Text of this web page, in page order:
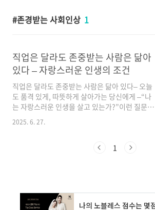
존경받는 사회인상 1
직업은 달라도 존중받는 사람은 닮아
있다 – 자랑스러운 인생의 조건
직업은 달라도 존중받는 사람은 닮아 있다– 오늘
도 품격 있게, 따뜻하게 살아가는 당신에게 –“나
는 자랑스러운 인생을 살고 있는가?”이런 질문,
한 번쯤 스스로에게 던져본 적 있으신가요? 바쁜
일상에 치이고, 쳇바퀴 도는 삶 속에서, 문득 거울
인가** 되묻게 되는 날이 있죠.그 순간 떠오릅니
는 자영업자든, 존경받는 사람은 묘하게 닮아 있
2025. 6. 27.
1